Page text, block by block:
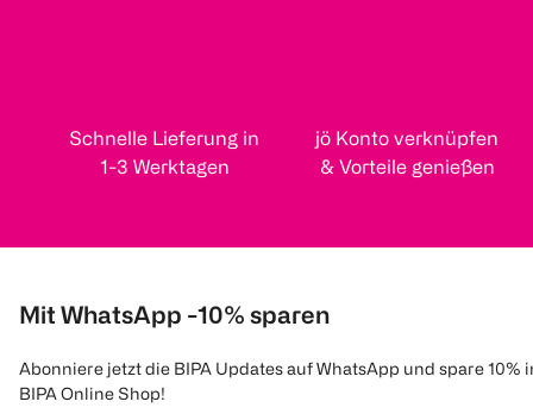
Schnelle Lieferung in
1-3 Werktagen
jö Konto verknüpfen
& Vorteile genießen
Mit WhatsApp -10% sparen
Abonniere jetzt die BIPA Updates auf WhatsApp und spare 10%
BIPA Online Shop!